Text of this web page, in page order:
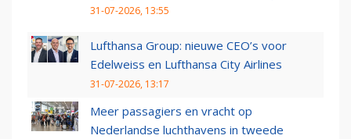
31-07-2026, 13:55
Lufthansa Group: nieuwe CEO’s voor
Edelweiss en Lufthansa City Airlines
31-07-2026, 13:17
Meer passagiers en vracht op
Nederlandse luchthavens in tweede